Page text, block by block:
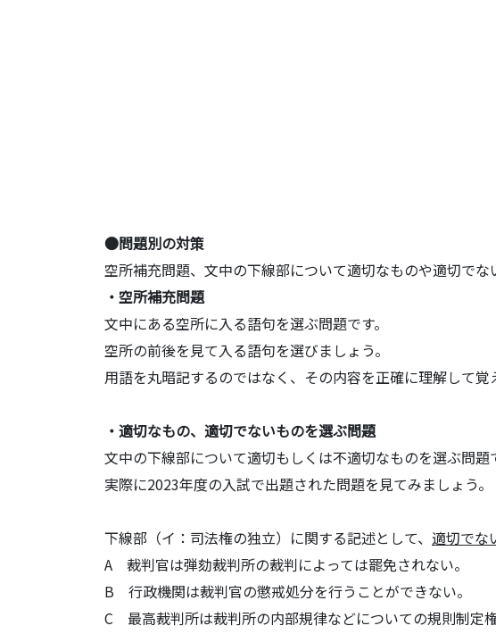
●問題別の対策
空所補充問題、文中の下線部について適切なものや適切でな
・空所補充問題
文中にある空所に入る語句を選ぶ問題です。
空所の前後を見て入る語句を選びましょう。
用語を丸暗記するのではなく、その内容を正確に理解して覚
・適切なもの、適切でないものを選ぶ問題
文中の下線部について適切もしくは不適切なものを選ぶ問題
実際に2023年度の入試で出題された問題を見てみましょう。
下線部（イ：司法権の独立）に関する記述として、 適切でな
A 裁判官は弾劾裁判所の裁判によっては罷免されない。
B 行政機関は裁判官の懲戒処分を行うことができない。
C 最高裁判所は裁判所の内部規律などについての規則制定権